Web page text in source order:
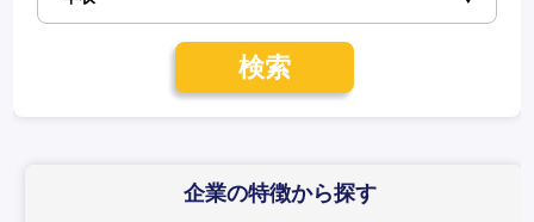
検索
企業の特徴から探す